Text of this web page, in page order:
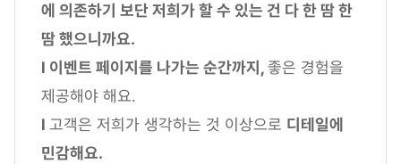
에 의존하기 보단 저희가 할 수 있는 건 다 한 땀 한
땀 했으니까요.
l 이벤트 페이지를 나가는 순간까지,좋은 경험을
제공해야 해요.
l 고객은 저희가 생각하는 것 이상으로 디테일에
민감해요.